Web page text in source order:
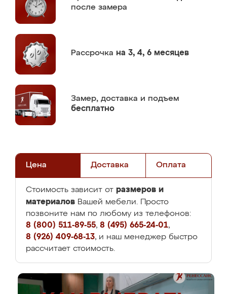
после замера
Рассрочка на 3, 4, 6 месяцев
Замер, доставка и подъем
бесплатно
Цена Доставка Оплата
Стоимость зависит от размеров и
материалов Вашей мебели. Просто
позвоните нам по любому из телефонов:
8 (800) 511-89-55, 8 (495) 665-24-01,
8 (926) 409-68-13, и наш менеджер быстро
рассчитает стоимость.